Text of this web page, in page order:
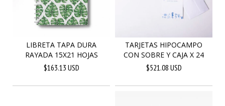
LIBRETA TAPA DURA
RAYADA 15X21 HOJAS
$163.13 USD
TARJETAS HIPOCAMPO
CON SOBRE Y CAJA X 24
$521.08 USD